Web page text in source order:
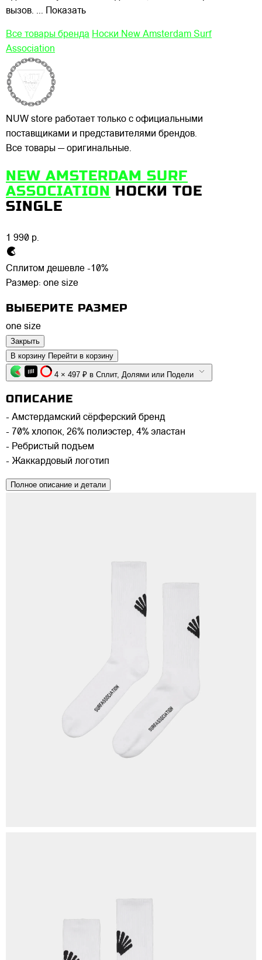
вызов. ... Показать
Все товары бренда Носки New Amsterdam Surf
Association
NUW store работает только с официальными
поставщиками и представителями брендов.
Все товары — оригинальные.
NEW AMSTERDAM SURF
ASSOCIATION НОСКИ TOE
SINGLE
1 990 р.
Сплитом дешевле -10%
Размер: one size
ВЫБЕРИТЕ РАЗМЕР
one size
Закрыть
В корзину Перейти в корзину
4 × 497 ₽ в Сплит, Долями или Подели
ОПИСАНИЕ
- Амстердамский сёрферский бренд
- 70% хлопок, 26% полиэстер, 4% эластан
- Ребристый подъем
- Жаккардовый логотип
Полное описание и детали